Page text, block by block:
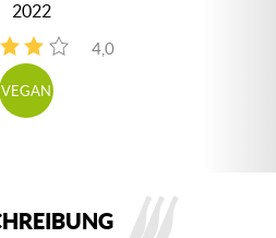
2022
4,0
2
VEGAN